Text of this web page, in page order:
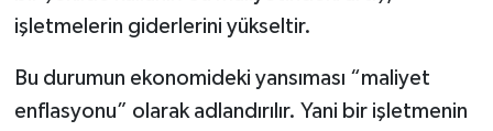
işletmelerin giderlerini yükseltir.
Bu durumun ekonomideki yansıması “maliyet
enflasyonu” olarak adlandırılır. Yani bir işletmenin